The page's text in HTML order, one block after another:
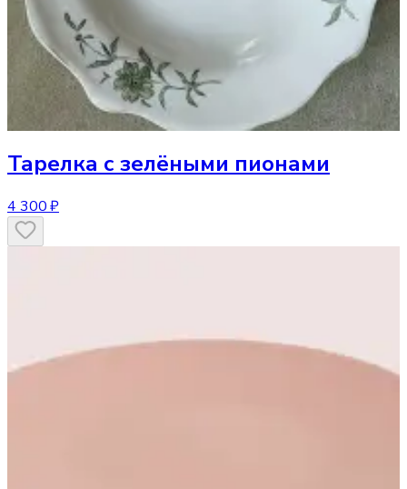
Тарелка с зелёными пионами
4 300 ₽